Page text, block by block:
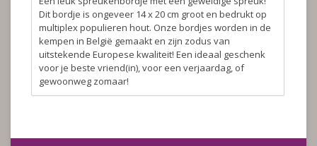
Dit bordje is ongeveer 14 x 20 cm groot en bedrukt op
multiplex populieren hout. Onze bordjes worden in de
kempen in België gemaakt en zijn zodus van
uitstekende Europese kwaliteit! Een ideaal geschenk
voor je beste vriend(in), voor een verjaardag, of
gewoonweg zomaar!